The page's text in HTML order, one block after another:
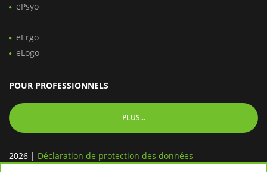
ePsyo
eErgo
eLogo
POUR PROFESSIONNELS
PLUS...
2026 | Déclaration de protection des données